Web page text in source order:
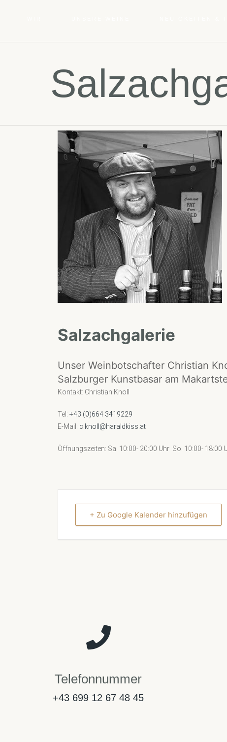
Salzachgalerie
Unser Weinbotschafter Christian
Salzburger Kunstbasar am
Kontakt: Christian Knoll
Tel: +43 (0)664 3419229
E-Mail: c.knoll@haraldkiss.at
Öffnungszeiten: Sa. 10:00- 20:00 Uhr So. 10:00- 18:00
+ Zu Google Kalender hinzufügen
Telefonnummer
+43 699 12 67 48 45